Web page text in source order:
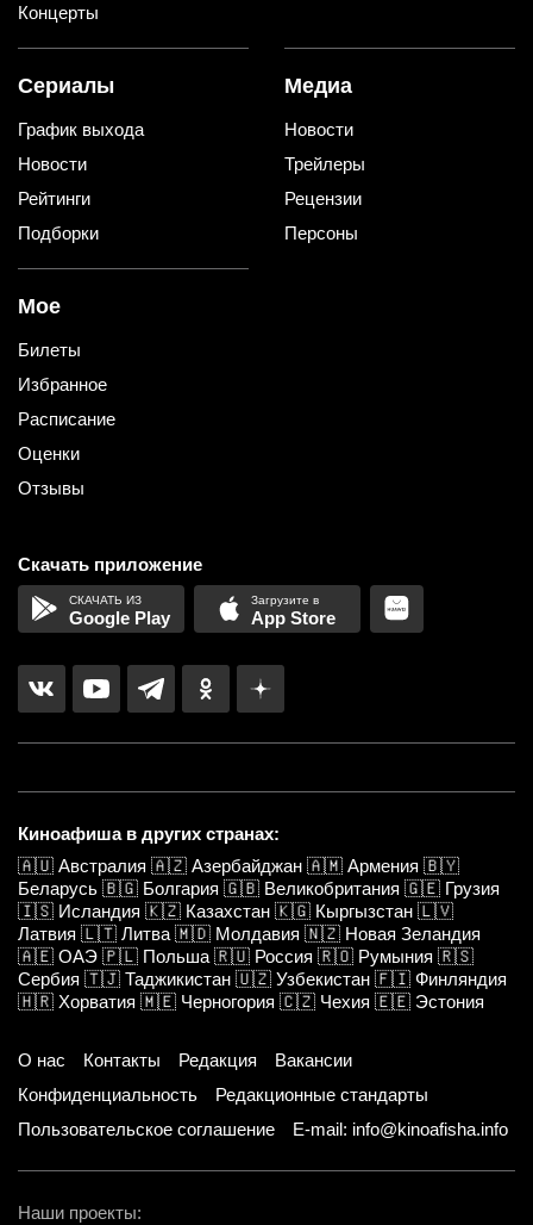
Концерты
Сериалы
График выхода
Новости
Рейтинги
Подборки
Медиа
Новости
Трейлеры
Рецензии
Персоны
Мое
Билеты
Избранное
Расписание
Оценки
Отзывы
Скачать приложение
Google Play App Store
Киноафиша в других странах:
🇦🇺 Австралия 🇦🇿 Азербайджан 🇦🇲 Армения 🇧🇾
Беларусь 🇧🇬 Болгария 🇬🇧 Великобритания 🇬🇪 Грузия
🇮🇸 Исландия 🇰🇿 Казахстан 🇰🇬 Кыргызстан 🇱🇻
Латвия 🇱🇹 Литва 🇲🇩 Молдавия 🇳🇿 Новая Зеландия
🇦🇪 ОАЭ 🇵🇱 Польша 🇷🇺 Россия 🇷🇴 Румыния 🇷🇸
Сербия 🇹🇯 Таджикистан 🇺🇿 Узбекистан 🇫🇮 Финляндия
🇭🇷 Хорватия 🇲🇪 Черногория 🇨🇿 Чехия 🇪🇪 Эстония
О нас Контакты Редакция
Вакансии
Конфиденциальность
Редакционные стандарты
Пользовательское соглашение
E-mail: info@kinoafisha.info
Наши проекты: